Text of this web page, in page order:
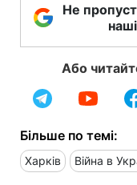
Не
Або
Більше по темі:
Харків Війна в